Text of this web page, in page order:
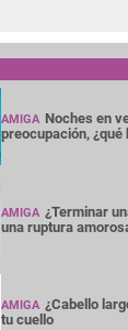
AMIGA Noches en
preocupación,
AMIGA ¿Terminar
una ruptura
AMIGA ¿Cabello
tu cuello